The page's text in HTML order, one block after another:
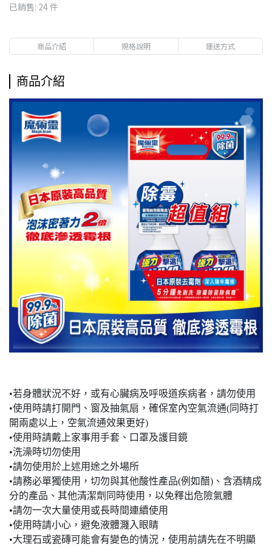
已銷售: 24 件
商品介紹 規格說明 運送方式
商品介紹
•若身體狀況不好，或有心臟病及呼吸道疾病者，請勿使用
•使用時請打開門、窗及抽氣扇，確保室內空氣流通(同時打
開兩處以上，空氣流通效果更好)
•使用時請戴上家事用手套、口罩及護目鏡
•洗澡時切勿使用
•請勿使用於上述用途之外場所
•請務必單獨使用，切勿與其他酸性產品(例如醋)、含酒精成
分的產品、其他清潔劑同時使用，以免釋出危險氣體
•請勿一次大量使用或長時間連續使用
•使用時請小心，避免液體濺入眼睛
•大理石或瓷磚可能會有變色的情況，使用前請先在不明顯